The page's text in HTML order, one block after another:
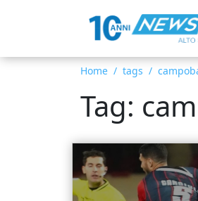
Home tags
Tag: